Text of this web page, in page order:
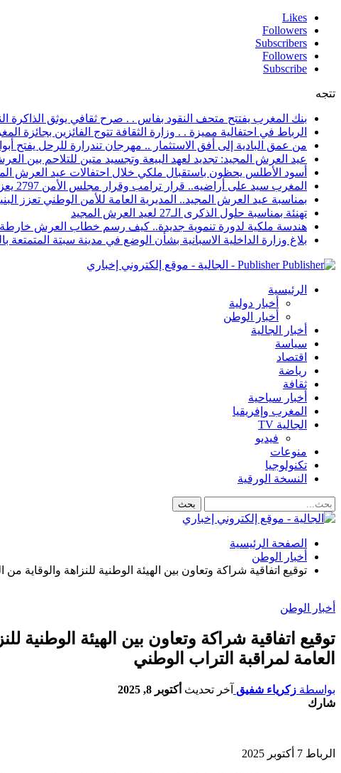
Likes
Followers
Subscribers
Followers
Subscribe
تتجه
بنك المغرب يفتتح متحف النقود بفاس . . صرح ثقافي يوثق الذاكرة
الرباط في احتفالية مميزة . . وزارة الثقافة تتوج الفائزين بجائزة
من عمق البادية إلى أفق الاستثمار .. مهرجان تندرارة للرحل يفتح
عيد العرش المجيد: تجديد لعهد البيعة وتجسيد متين للتلاحم بين
أسود الأطلس يحظون باستقبال ملكي خلال احتفالات عيد العرش
المغرب سيد على أراضيه.. قرار ترامب وقرار مجلس الأمن 2797 يعززان الزخم الدبلوماسي
بمناسبة عيد العرش المجيد.. المديرية العامة للأمن الوطني تعزز
تهنئة بمناسبة حلول الذكرى الـ27 لعيد العرش المجيد
هندسة ملكية لدورة تنموية جديدة.. كيف رسم خطاب العرش خارطة
بلاغ وزارة الداخلية الاسبانية بشأن الوضع في مدينة سبتة المتمتعة
Publisher - الجالية - موقع إلكتروني إخباري
الرئيسية
أخبار دولية
أخبار الوطن
أخبار الجالية
سياسة
اقتصاد
رياضة
ثقافة
أخبار سياحية
المغرب وإفريقيا
الجالية TV
فيديو
منوعات
تكنولوجيا
النسخة الورقية
الصفحة الرئيسية
أخبار الوطن
توقيع اتفاقية شراكة وتعاون بين الهيئة الوطنية للنزاهة والوقاية
أخبار الوطن
توقيع اتفاقية شراكة وتعاون بين الهيئة الوطنية
العامة لمراقبة التراب الوطني
بواسطة زكرياء شفيق آخر تحديث أكتوبر 8, 2025
شارك
الرباط 7 أكتوبر 2025